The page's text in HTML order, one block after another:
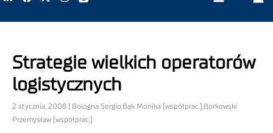
Strategie wielkich operatorów
logistycznych
2 stycznia, 2008 | Bologna Sergio,Bąk Monika [współprac.],Borkowski
Przemysław [współprac.]